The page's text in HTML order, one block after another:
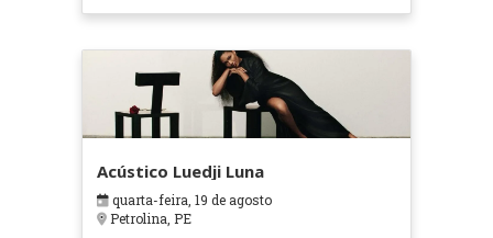
Acústico Luedji Luna
quarta-feira, 19 de agosto
Petrolina, PE